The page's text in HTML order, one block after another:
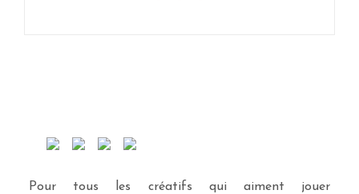
Pour tous les créatifs qui aiment jouer